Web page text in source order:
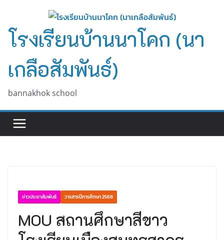
content
โรงเรียนบ้านนาโคก (นา
เกลือสัมพันธ์)
bannakhok school
ข่าวประชาสัมพันธ์ วารสารปีการศึกษา 2568
MOU สถานศึกษาสีขาว